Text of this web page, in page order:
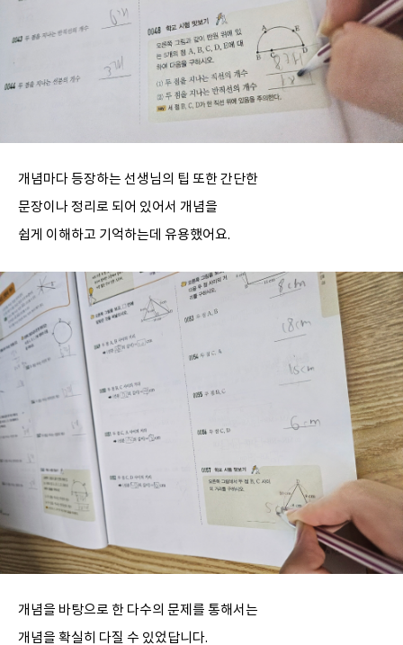
개념마다 등장하는 선생님의 팁 또한 간단한
문장이나 정리로 되어 있어서 개념을
쉽게 이해하고 기억하는데 유용했어요.
개념을 바탕으로 한 다수의 문제를 통해서는
개념을 확실히 다질 수 있었답니다.